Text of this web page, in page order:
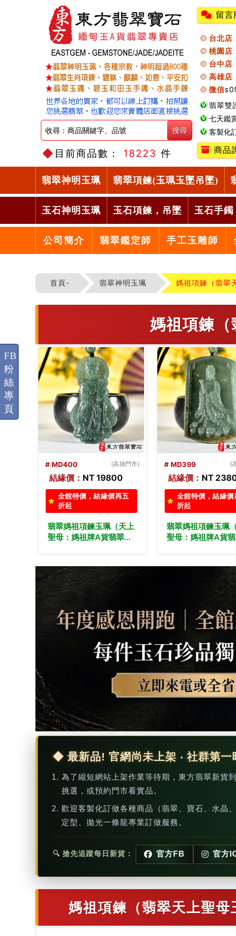
目前商品數： 18223 件
留言
台北店
桃園店
台中店
高雄店
微信
翡翠雙
七天鑑
客製化
商品
翡翠神明玉珮 翡翠項鍊(玉珮玉墜吊墜)
玉石神明玉珮 玉石項鍊，吊墜 玉石手鐲
公司簡介 翡翠鑑定師 手工玉雕師
首頁- 翡翠神明玉珮 媽祖項鍊（翡翠
媽祖項鍊
# MD399 (高雄門市)
結緣價： NT 23800
全館特價，結緣價再五
折起
翡翠媽祖項鍊玉珮（天上
聖母：媽祖牌A貨翡翠媽
MD399。客製化訂做各
種翡翠媽祖吊墜玉珮項
鍊。★附A貨翡翠雙證書
# MD398 (
結緣價： NT
全館特價，結緣價
折起
翡翠媽祖項鍊玉珮
聖母：媽祖牌A貨翡
MD398。客製化訂
種翡翠媽祖吊墜玉
鍊。★附A貨翡翠雙
◆ 最新品! 官網尚未上架 ‧ 社群第
為了縮短網站上架作業等待期，東方翡翠新貨
挑選，或預約門市看實品。
歡迎客製化訂做各種商品（翡翠、寶石、水晶
定型、拋光一條龍專業訂做服務。
🔍 搶先追蹤每日新貨： 官方FB 官方
媽祖項鍊（翡翠天上聖
FB
粉
絲
專
頁